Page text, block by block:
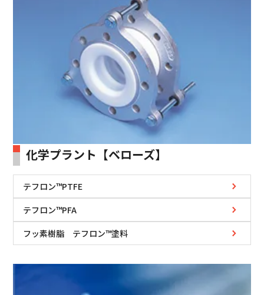
化学プラント【ベローズ】
テフロン™PTFE
テフロン™PFA
フッ素樹脂 テフロン™塗料